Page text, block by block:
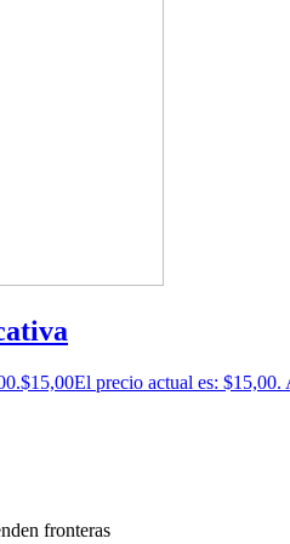
$15,00El precio actual es: $15,00.
fronteras